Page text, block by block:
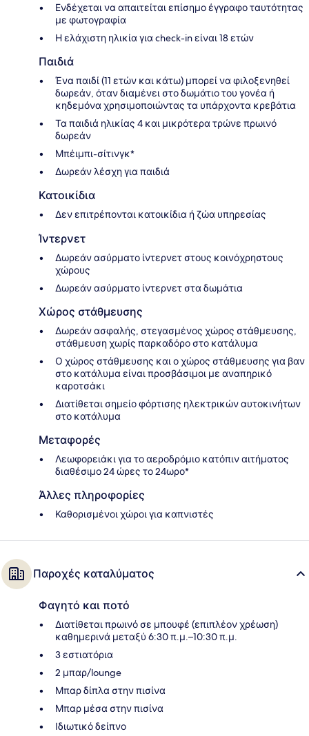
Ενδέχεται να απαιτείται επίσημο έγγραφο ταυτότητας
με φωτογραφία
Η ελάχιστη ηλικία για check-in είναι 18 ετών
Παιδιά
Ένα παιδί (11 ετών και κάτω) μπορεί να φιλοξενηθεί
δωρεάν, όταν διαμένει στο δωμάτιο του γονέα ή
κηδεμόνα χρησιμοποιώντας τα υπάρχοντα κρεβάτια
Τα παιδιά ηλικίας 4 και μικρότερα τρώνε πρωινό
δωρεάν
Μπέιμπι-σίτινγκ*
Δωρεάν λέσχη για παιδιά
Κατοικίδια
Δεν επιτρέπονται κατοικίδια ή ζώα υπηρεσίας
Ίντερνετ
Δωρεάν ασύρματο ίντερνετ στους κοινόχρηστους
χώρους
Δωρεάν ασύρματο ίντερνετ στα δωμάτια
Χώρος στάθμευσης
Δωρεάν ασφαλής, στεγασμένος χώρος στάθμευσης,
στάθμευση χωρίς παρκαδόρο στο κατάλυμα
Ο χώρος στάθμευσης και ο χώρος στάθμευσης για βαν
στο κατάλυμα είναι προσβάσιμοι με αναπηρικό
καροτσάκι
Διατίθεται σημείο φόρτισης ηλεκτρικών αυτοκινήτων
στο κατάλυμα
Μεταφορές
Λεωφορειάκι για το αεροδρόμιο κατόπιν αιτήματος
διαθέσιμο 24 ώρες το 24ωρο*
Άλλες πληροφορίες
Καθορισμένοι χώροι για καπνιστές
Παροχές καταλύματος
Φαγητό και ποτό
Διατίθεται πρωινό σε μπουφέ (επιπλέον χρέωση)
καθημερινά μεταξύ 6:30 π.μ.–10:30 π.μ.
3 εστιατόρια
2 μπαρ/lounge
Μπαρ δίπλα στην πισίνα
Μπαρ μέσα στην πισίνα
Ιδιωτικό δείπνο